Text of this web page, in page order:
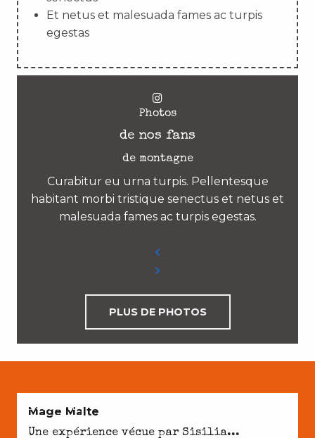
Et netus et malesuada fames ac turpis
egestas
Photos
de nos fans
de montagne
Curabitur eu urna turpis. Pellentesque
habitant morbi tristique senectus et netus et
malesuada fames ac turpis egestas.
PLUS DE PHOTOS
EN COUPLE
Mage Malte
Une expérience vécue par Sisilia...